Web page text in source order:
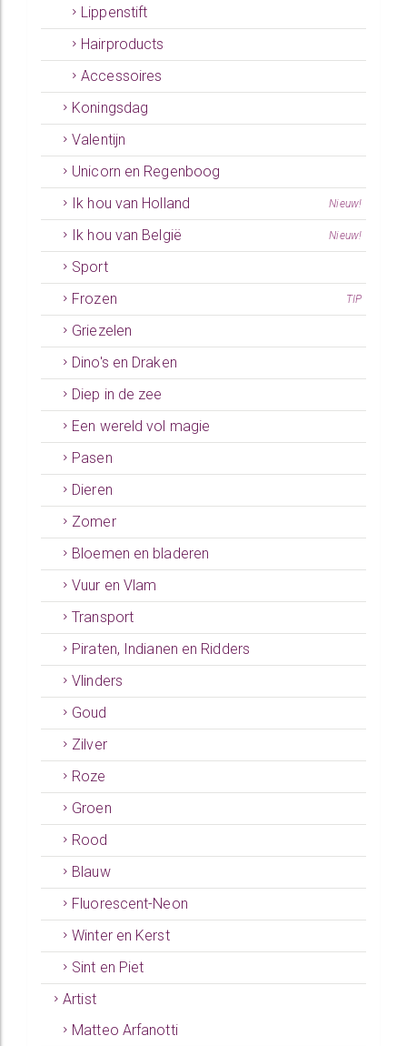
Lippenstift
Hairproducts
Accessoires
Koningsdag
Valentijn
Unicorn en Regenboog
Ik hou van Holland
Nieuw!
Ik hou van België Nieuw!
Sport
Frozen
TIP
Griezelen
Dino's en Draken
Diep in de zee
Een wereld vol magie
Pasen
Dieren
Zomer
Bloemen en bladeren
Vuur en Vlam
Transport
Piraten, Indianen en Ridders
Vlinders
Goud
Zilver
Roze
Groen
Rood
Blauw
Fluorescent-Neon
Winter en Kerst
Sint en Piet
Artist
Matteo Arfanotti